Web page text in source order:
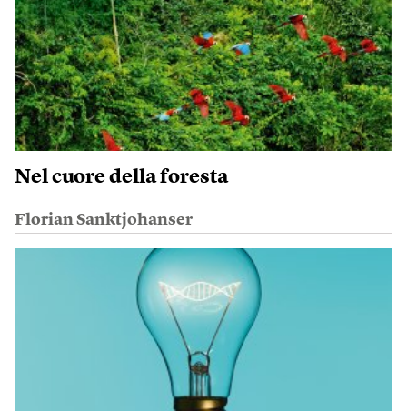
Nel cuore della foresta
Florian Sanktjohanser